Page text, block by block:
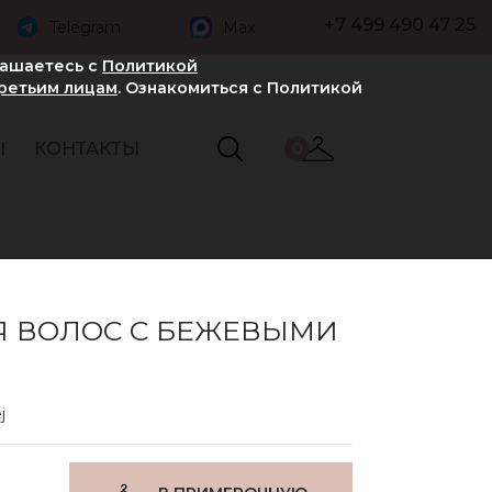
Telegram Max +7 499 490 47 25
КОНТАКТЫ
ВОЛОС С БЕЖЕВЫМИ
с Политикой
лицам. Ознакомиться с Политикой